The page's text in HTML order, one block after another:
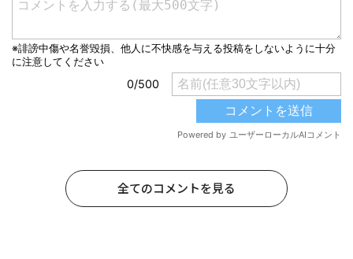
全てのコメントを見る